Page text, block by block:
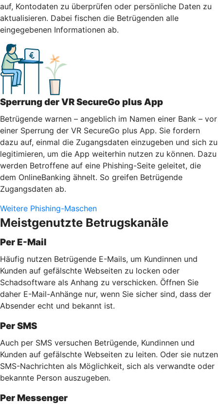
auf, Kontodaten zu überprüfen oder persönliche Daten zu
aktualisieren. Dabei fischen die Betrügenden alle
eingegebenen Informationen ab.
Sperrung der VR SecureGo plus App
Betrügende warnen – angeblich im Namen einer Bank – vor
einer Sperrung der VR SecureGo plus App. Sie fordern
dazu auf, einmal die Zugangsdaten einzugeben und sich zu
legitimieren, um die App weiterhin nutzen zu können. Dazu
werden Betroffene auf eine Phishing-Seite geleitet, die
dem OnlineBanking ähnelt. So greifen Betrügende
Zugangsdaten ab.
Weitere Phishing-Maschen
Meistgenutzte Betrugskanäle
Per E-Mail
Häufig nutzen Betrügende E-Mails, um Kundinnen und
Kunden auf gefälschte Webseiten zu locken oder
Schadsoftware als Anhang zu verschicken. Öffnen Sie
daher E-Mail-Anhänge nur, wenn Sie sicher sind, dass der
Absender echt und bekannt ist.
Per SMS
Auch per SMS versuchen Betrügende, Kundinnen und
Kunden auf gefälschte Webseiten zu leiten. Oder sie nutzen
SMS-Nachrichten als Möglichkeit, sich als verwandte oder
bekannte Person auszugeben.
Per Messenger